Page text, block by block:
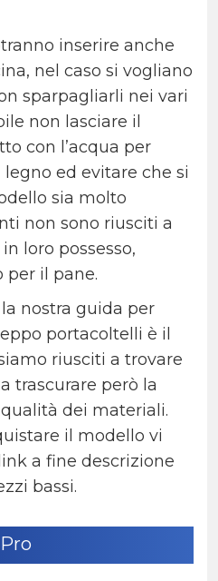
inserire anche
nel caso si vogliano
sparpagliarli nei vari
non lasciare il
con l’acqua per
ed evitare che si
sia molto
non sono riusciti a
loro possesso,
per il pane.
nostra guida per
portacoltelli è il
riusciti a trovare
trascurare però la
dei materiali.
il modello vi
a fine descrizione
bassi.
Pro